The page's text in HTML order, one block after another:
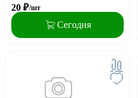
20 ₽/шт
Сегодня